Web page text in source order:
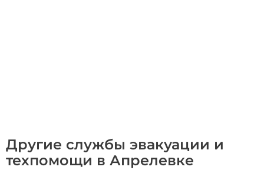
Другие службы эвакуации и
техпомощи в Апрелевке